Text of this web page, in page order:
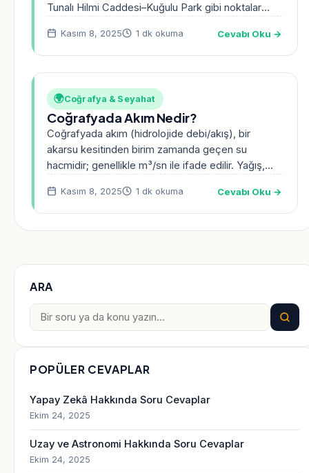
Tunalı Hilmi Caddesi–Kuğulu Park gibi noktalar
çevresi öne…
Kasım 8, 2025 1 dk okuma Cevabı Oku →
🌍Coğrafya & Seyahat
Coğrafyada Akım Nedir?
Coğrafyada akım (hidrolojide debi/akış), bir
akarsu kesitinden birim zamanda geçen su
hacmidir; genellikle m³/sn ile ifade edilir. Yağış,
Kasım 8, 2025 1 dk okuma Cevabı Oku →
ARA
Ara:
POPÜLER CEVAPLAR
Yapay Zekâ Hakkında Soru Cevaplar
Ekim 24, 2025
Uzay ve Astronomi Hakkında Soru Cevaplar
Ekim 24, 2025